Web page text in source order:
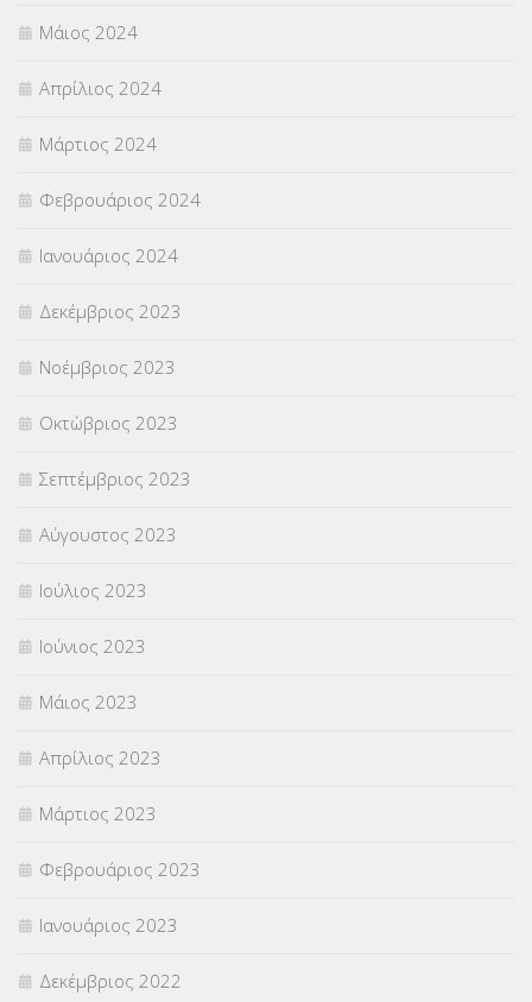
Μάιος 2024
Απρίλιος 2024
Μάρτιος 2024
Φεβρουάριος 2024
Ιανουάριος 2024
Δεκέμβριος 2023
Νοέμβριος 2023
Οκτώβριος 2023
Σεπτέμβριος 2023
Αύγουστος 2023
Ιούλιος 2023
Ιούνιος 2023
Μάιος 2023
Απρίλιος 2023
Μάρτιος 2023
Φεβρουάριος 2023
Ιανουάριος 2023
Δεκέμβριος 2022